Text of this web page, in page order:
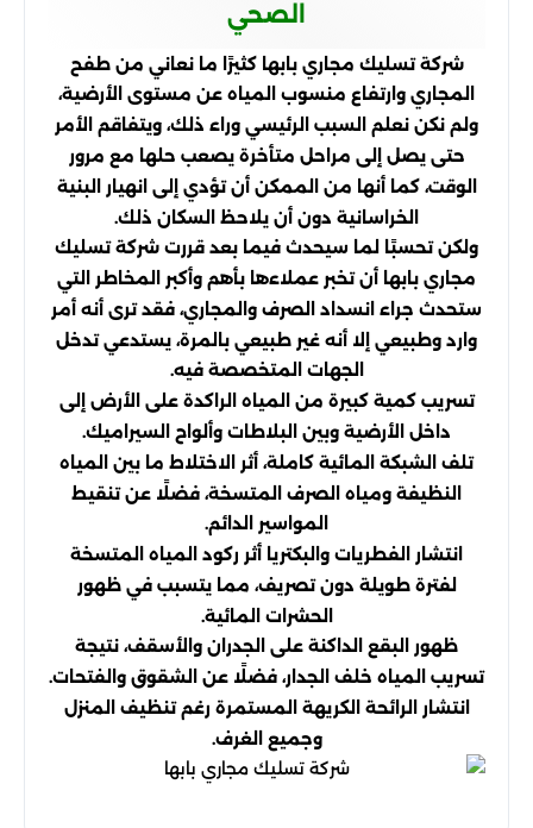
الصحي
شركة تسليك مجاري بابها كثيرًا ما نعاني من طفح
المجاري وارتفاع منسوب المياه عن مستوى الأرضية،
ولم نكن نعلم السبب الرئيسي وراء ذلك، ويتفاقم الأمر
حتى يصل إلى مراحل متأخرة يصعب حلها مع مرور
الوقت، كما أنها من الممكن أن تؤدي إلى انهيار البنية
الخراسانية دون أن يلاحظ السكان ذلك.
ولكن تحسبًا لما سيحدث فيما بعد قررت شركة تسليك
مجاري بابها أن تخبر عملاءها بأهم وأكبر المخاطر التي
ستحدث جراء انسداد الصرف والمجاري، فقد ترى أنه أمر
وارد وطبيعي إلا أنه غير طبيعي بالمرة، يستدعي تدخل
الجهات المتخصصة فيه.
تسريب كمية كبيرة من المياه الراكدة على الأرض إلى
داخل الأرضية وبين البلاطات وألواح السيراميك.
تلف الشبكة المائية كاملة، أثر الاختلاط ما بين المياه
النظيفة ومياه الصرف المتسخة، فضلًا عن تنقيط
المواسير الدائم.
انتشار الفطريات والبكتريا أثر ركود المياه المتسخة
لفترة طويلة دون تصريف، مما يتسبب في ظهور
الحشرات المائية.
ظهور البقع الداكنة على الجدران والأسقف، نتيجة
تسريب المياه خلف الجدار، فضلًا عن الشقوق والفتحات.
انتشار الرائحة الكريهة المستمرة رغم تنظيف المنزل
وجميع الغرف.